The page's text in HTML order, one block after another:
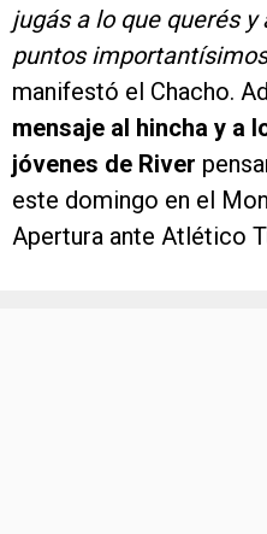
jugás a lo que querés y
puntos
manifestó el Chacho.
mensaje al hincha y a
jóvenes de River
este domingo en el
Apertura ante Atlético